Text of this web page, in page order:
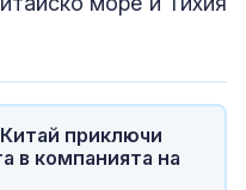
приключи
в компанията на